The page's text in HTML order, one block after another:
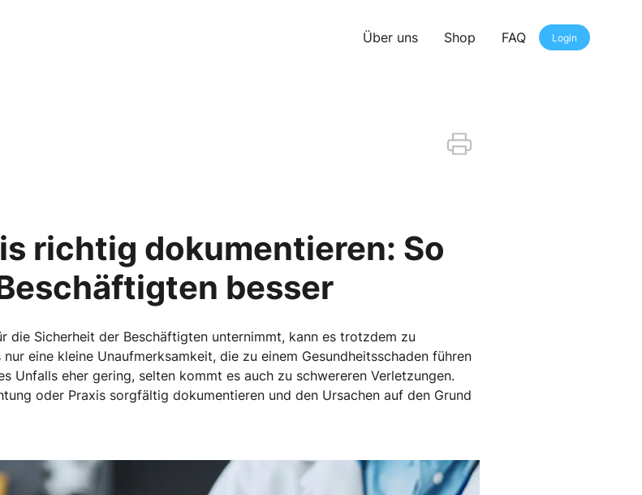
Über uns Shop FAQ Login
richtig dokumentieren: So
besser
die Sicherheit der Beschäftigten unternimmt, kann es trotzdem zu
eine kleine Unaufmerksamkeit, die zu einem Gesundheitsschaden führen
Unfalls eher gering, selten kommt es auch zu schwereren Verletzungen.
oder Praxis sorgfältig dokumentieren und den Ursachen auf den Grund